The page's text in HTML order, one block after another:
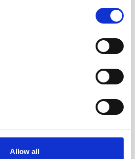
Allow all
även på